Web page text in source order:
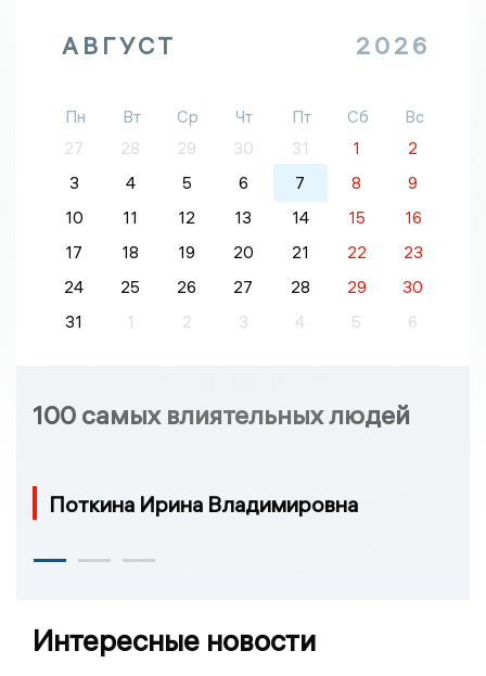
АВГУСТ 2026
Пн Вт Ср Чт Пт Сб
Вс
27
28 29 30 31 1
2
3
4 5 6 7 8
9
10
11 12 13 14 15
16
17
18 19 20 21 22
23
24
25 26 27 28 29
30
31
1 2 3 4 5 6
100 самых влиятельных людей
Поткина Ирина Владимировна
Интересные новости